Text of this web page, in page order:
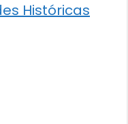
Históricas